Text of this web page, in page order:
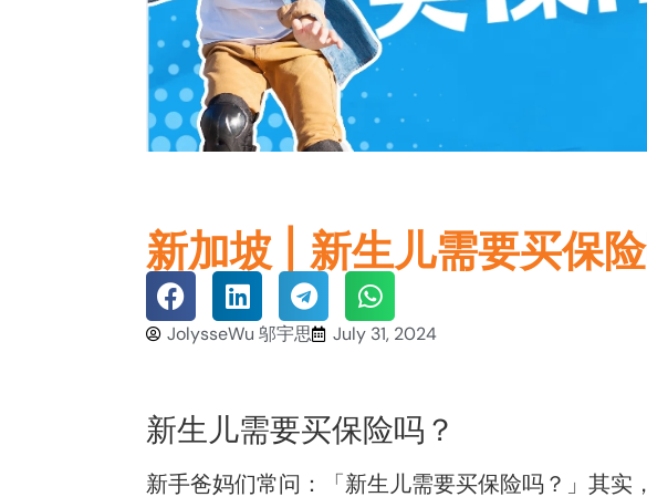
新加坡 | 新生儿需要买保
JolysseWu 邬宇思 July 31, 2024
新生儿需要买保险吗？
新手爸妈们常问：「新生儿需要买保险吗？」其